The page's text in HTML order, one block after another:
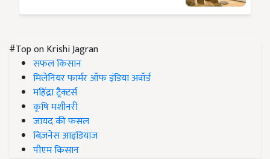
#Top on Krishi Jagran
सफल किसान
मिलेनियर फार्मर ऑफ इंडिया अवॉर्ड
महिंद्रा ट्रैक्टर्स
कृषि मशीनरी
जायद की फसल
बिज़नेस आइडियाज
पीएम किसान